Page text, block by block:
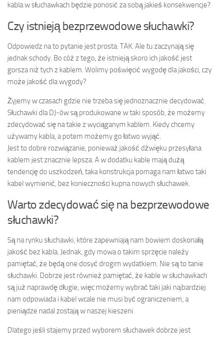
kabla w słuchawkach będzie ponosić za sobą jakieś konsekwencje?
Czy istnieją bezprzewodowe słuchawki?
Odpowiedz na to pytanie jest prosta: TAK. Ale tu zaczynają się
jednak schody. Bo cóż z tego, że istnieją skoro ich jakość jest
gorsza niż tych z kablem. Wolimy poświęcić wygodę dla jakości, czy
może jakość dla wygody?
Żyjemy w czasach gdzie nie trzeba się jednoznacznie decydować.
Słuchawki dla DJ-ów są produkowane w taki sposób, że możemy
zdecydować się na takie z wyciąganym kablem. Kiedy chcemy
używamy kabla, a potem możemy go łatwo wyjąć.
Jest to dobre rozwiązanie, ponieważ jakość dźwięku przesyłana
kablem jest znacznie lepsza. A w dodatku kable mają dużą
tendencję do uszkodzeń, taka konstrukcja pomaga nam łatwo taki
kabel wymienić, bez konieczności kupna nowych słuchawek.
Warto zdecydować się na bezprzewodowe
słuchawki?
Są na rynku słuchawki, które zapewniają nam bowiem doskonałą
jakość bez kabla. Jednak, gdy mowa o takim sprzęcie należy
pamiętać, że będą one dosyć drogim wydatkiem. Nie są to tanie
słuchawki. Dobrze jest również pamiętać, że kable w słuchawkach
są już naprawdę długie, więc możemy wybrać taki jaki najbardziej
nam odpowiada i kabel wcale nie musi być ograniczeniem, a
pieniądze nadal zostają w naszej kieszeni.
Dlatego jeśli stajemy przed wyborem słuchawek dobrze jest